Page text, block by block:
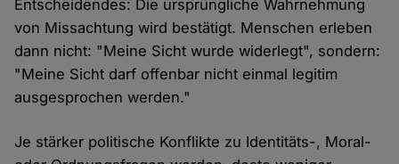
Entscheidendes: Die ursprüngliche Wahrnehmung
von Missachtung wird bestätigt. Menschen erleben
dann nicht: "Meine Sicht wurde widerlegt", sondern:
"Meine Sicht darf offenbar nicht einmal legitim
ausgesprochen werden."
Je stärker politische Konflikte zu Identitäts-, Moral-